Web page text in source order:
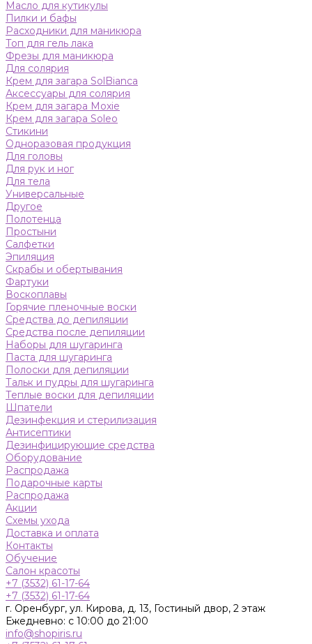
Масло для кутикулы
Пилки и бафы
Расходники для маникюра
Топ для гель лака
Фрезы для маникюра
Для солярия
Крем для загара SolBianca
Аксессуары для солярия
Крем для загара Moxie
Крем для загара Soleo
Стикини
Одноразовая продукция
Для головы
Для рук и ног
Для тела
Универсальные
Другое
Полотенца
Простыни
Салфетки
Эпиляция
Скрабы и обертывания
Фартуки
Воскоплавы
Горячие пленочные воски
Средства до депиляции
Средства после депиляции
Наборы для шугаринга
Паста для шугаринга
Полоски для депиляции
Тальк и пудры для шугаринга
Теплые воски для депиляции
Шпатели
Дезинфекция и стерилизация
Антисептики
Дезинфицирующие средства
Оборудование
Распродажа
Подарочные карты
Распродажа
Акции
Схемы ухода
Доставка и оплата
Контакты
Обучение
Салон красоты
+7 (3532) 61-17-64
+7 (3532) 61-17-64
г. Оренбург, ул. Кирова, д. 13, Гостиный двор, 2 этаж
Ежедневно: с 10:00 до 21:00
info@shopiris.ru